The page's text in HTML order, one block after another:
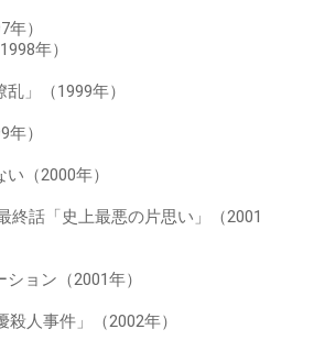
）
年）
」（1999年）
）
（2000年）
終話「史上最悪の片思い」（2001
ョン（2001年）
殺人事件」（2002年）